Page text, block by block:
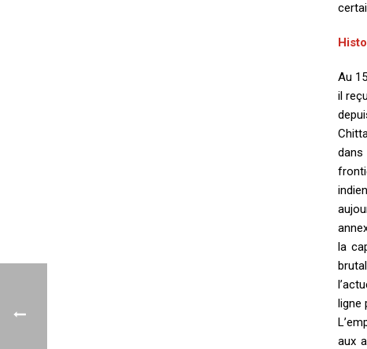
Au 15
il
dans
la
ligne
aux